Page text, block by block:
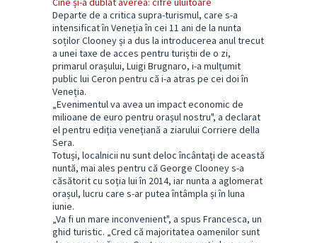
Departe de a critica supra-turismul, care s-a
intensificat în Veneția în cei 11 ani de la nunta
soților Clooney și a dus la introducerea anul trecut
a unei taxe de acces pentru turiștii de o zi,
primarul orașului, Luigi Brugnaro, i-a mulțumit
public lui Ceron pentru că i-a atras pe cei doi în
Veneția.
„Evenimentul va avea un impact economic de
milioane de euro pentru orașul nostru", a declarat
el pentru ediția venețiană a ziarului Corriere della
Sera.
Totuși, localnicii nu sunt deloc încântați de această
nuntă, mai ales pentru că George Clooney s-a
căsătorit cu soția lui în 2014, iar nunta a aglomerat
orașul, lucru care s-ar putea întâmpla și în luna
iunie.
„Va fi un mare inconvenient", a spus Francesca, un
ghid turistic. „Cred că majoritatea oamenilor sunt